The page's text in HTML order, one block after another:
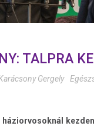
TALPRA
Gergely
háziorvosoknál